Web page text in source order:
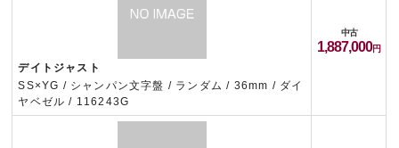
デイトジャスト
SS×YG / シャンパン文字盤 / ランダム / 36mm / ダイ
ヤベゼル / 116243G
中古
1,887,000